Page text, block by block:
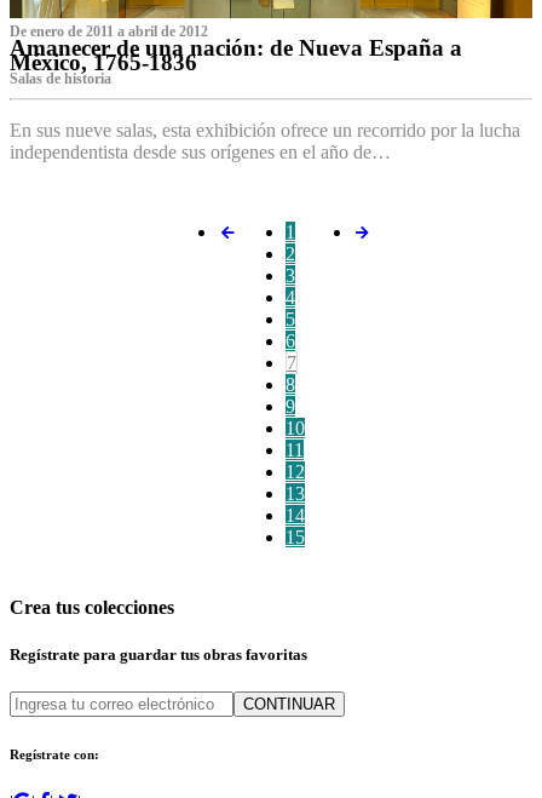
De enero de 2011 a abril de 2012
Amanecer de una nación: de Nueva España a
México, 1765-1836
Salas de historia
En sus nueve salas, esta exhibición ofrece un recorrido por la lucha
independentista desde sus orígenes en el año de…
1
2
3
4
5
6
7
8
9
10
11
12
13
14
15
Crea tus colecciones
Regístrate para guardar tus obras favoritas
CONTINUAR
Regístrate con: